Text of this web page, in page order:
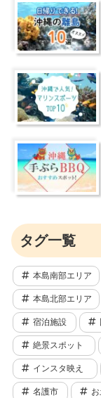
タグ一覧
本島南部エリア
本島北部エリア
宿泊施設
絶景スポット
インスタ映え
名護市